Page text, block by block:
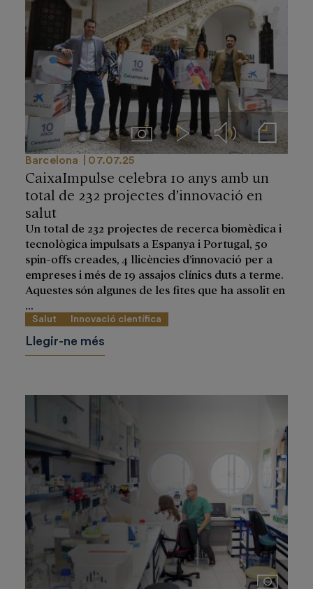
ImágenesVideos Audios Notas de prensa
Barcelona 07.07.25
CaixaImpulse celebra 10 anys amb un
total de 232 projectes d’innovació en
salut
Un total de 232 projectes de recerca biomèdica i
tecnològica impulsats a Espanya i Portugal, 50
spin-offs creades, 4 llicències d’innovació per a
empreses i més de 19 assajos clínics duts a terme.
Aquestes són algunes de les fites que ha assolit en
Salut Innovació científica
Llegir-ne més
Imágenes